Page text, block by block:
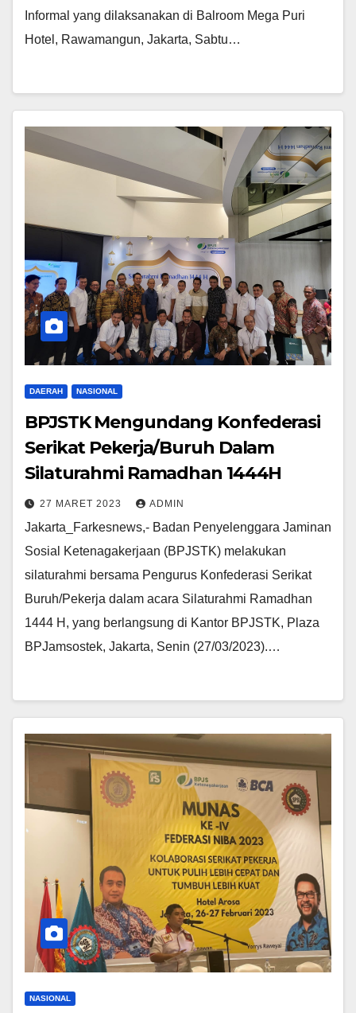
Informal yang dilaksanakan di Balroom Mega Puri
Hotel, Rawamangun, Jakarta, Sabtu…
DAERAH NASIONAL
BPJSTK Mengundang Konfederasi
Serikat Pekerja/Buruh Dalam
Silaturahmi Ramadhan 1444H
27 MARET 2023 ADMIN
Jakarta_Farkesnews,- Badan Penyelenggara Jaminan
Sosial Ketenagakerjaan (BPJSTK) melakukan
silaturahmi bersama Pengurus Konfederasi Serikat
Buruh/Pekerja dalam acara Silaturahmi Ramadhan
1444 H, yang berlangsung di Kantor BPJSTK, Plaza
BPJamsostek, Jakarta, Senin (27/03/2023).…
NASIONAL